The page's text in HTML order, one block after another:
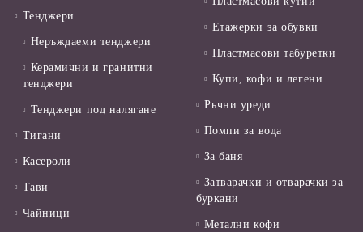
Тенджери
Неръждаеми тенджери
Керамични и гранитни
тенджери
Тенджери под налягане
Тигани
Касероли
Тави
Чайници
Етажерки за обувки
Пластмасови табуретки
Купи, кофи и легени
Ръчни уреди
Помпи за вода
За баня
Затварачки и отварачки за
буркани
Метални кофи